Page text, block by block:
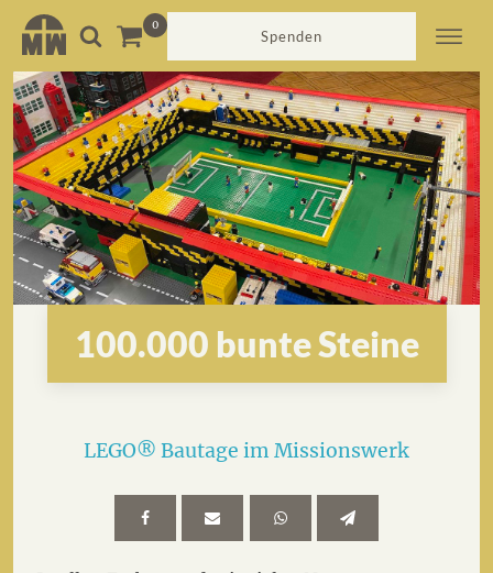
Spenden
100.000 bunte Steine
LEGO® Bautage im Missionswerk